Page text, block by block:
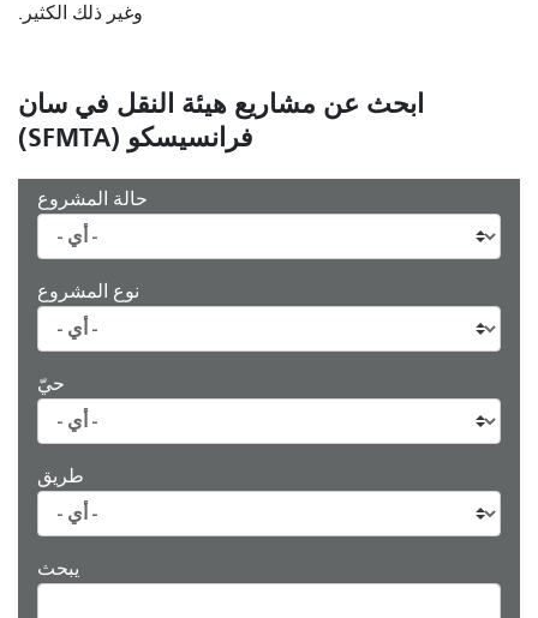
وغير ذلك الكثير.
ابحث عن مشاريع هيئة النقل في سان
فرانسيسكو (SFMTA)
حالة المشروع
نوع المشروع
طريق
يبحث